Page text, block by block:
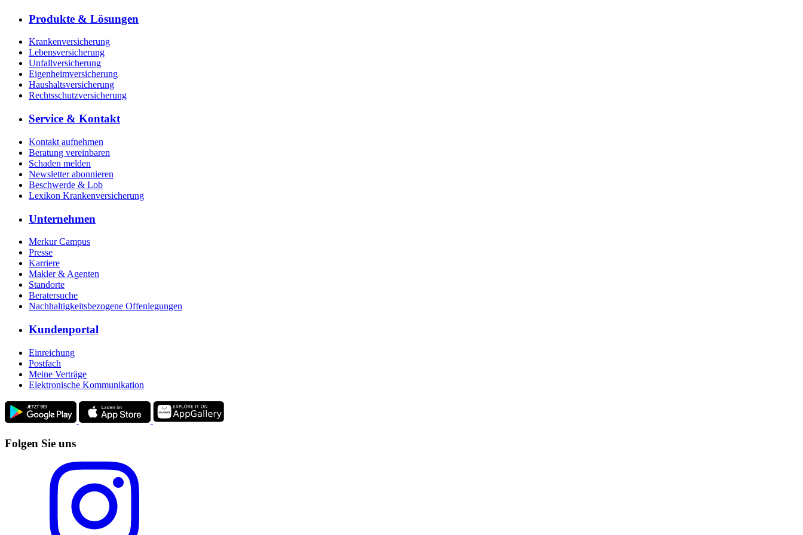
Produkte & Lösungen
Krankenversicherung
Lebensversicherung
Unfallversicherung
Eigenheimversicherung
Haushaltsversicherung
Rechtsschutzversicherung
Service & Kontakt
Kontakt aufnehmen
Beratung vereinbaren
Schaden melden
Newsletter abonnieren
Beschwerde & Lob
Lexikon Krankenversicherung
Unternehmen
Merkur Campus
Presse
Karriere
Makler & Agenten
Standorte
Beratersuche
Nachhaltigkeitsbezogene Offenlegungen
Kundenportal
Einreichung
Postfach
Meine Verträge
Elektronische Kommunikation
Folgen Sie uns